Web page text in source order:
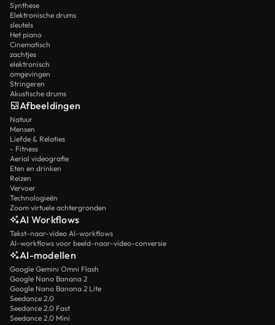
Synthese
Elektronische drums
sleutels
Het piano
Cinematisch
zachtjes
elektronisch
omgevingen
Stringeren
Akustische drums
Afbeeldingen
Natuur
Mensen
Liefde & Relaties
- Fitness
Aerial videografie
Eten en drinken
Reizen
Vervoer
Technologieën
Zoom virtuele achtergronden
AI Workflows
Tekst-naar-video AI-workflows
AI-workflows voor beeld-naar-video-conversie
AI-modellen
Google Gemini Omni Flash
Google Nano Banana 2
Google Nano Banana 2 Lite
Seedance 2.0
Seedance 2.0 Fast
Seedance 2.0 Mini